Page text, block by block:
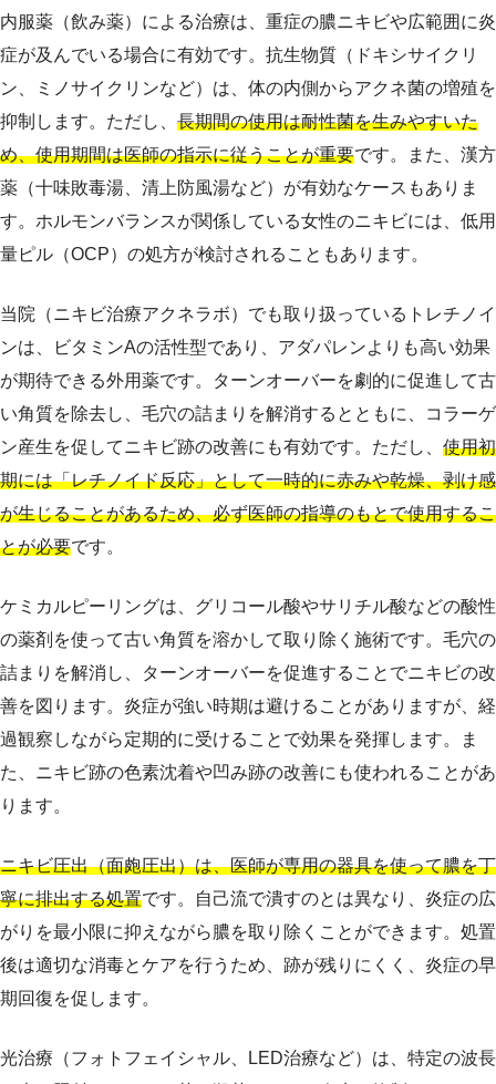
内服薬（飲み薬）による治療は、重症の膿ニキビや広範囲に炎
症が及んでいる場合に有効です。抗生物質（ドキシサイクリ
ン、ミノサイクリンなど）は、体の内側からアクネ菌の増殖を
抑制します。ただし、 長期間の使用は耐性菌を生みやすいた
め、使用期間は医師の指示に従うことが重要です。また、漢方
薬（十味敗毒湯、清上防風湯など）が有効なケースもありま
す。ホルモンバランスが関係している女性のニキビには、低用
量ピル（OCP）の処方が検討されることもあります。
当院（ニキビ治療アクネラボ）でも取り扱っているトレチノイ
ンは、ビタミンAの活性型であり、アダパレンよりも高い効果
が期待できる外用薬です。ターンオーバーを劇的に促進して古
い角質を除去し、毛穴の詰まりを解消するとともに、コラーゲ
ン産生を促してニキビ跡の改善にも有効です。ただし、 使用初
期には「レチノイド反応」として一時的に赤みや乾燥、剥け感
が生じることがあるため、必ず医師の指導のもとで使用するこ
とが必要です。
ケミカルピーリングは、グリコール酸やサリチル酸などの酸性
の薬剤を使って古い角質を溶かして取り除く施術です。毛穴の
詰まりを解消し、ターンオーバーを促進することでニキビの改
善を図ります。炎症が強い時期は避けることがありますが、経
過観察しながら定期的に受けることで効果を発揮します。ま
た、ニキビ跡の色素沈着や凹み跡の改善にも使われることがあ
ります。
ニキビ圧出（面皰圧出）は、医師が専用の器具を使って膿を丁
寧に排出する処置です。自己流で潰すのとは異なり、炎症の広
がりを最小限に抑えながら膿を取り除くことができます。処置
後は適切な消毒とケアを行うため、跡が残りにくく、炎症の早
期回復を促します。
光治療（フォトフェイシャル、LED治療など）は、特定の波長